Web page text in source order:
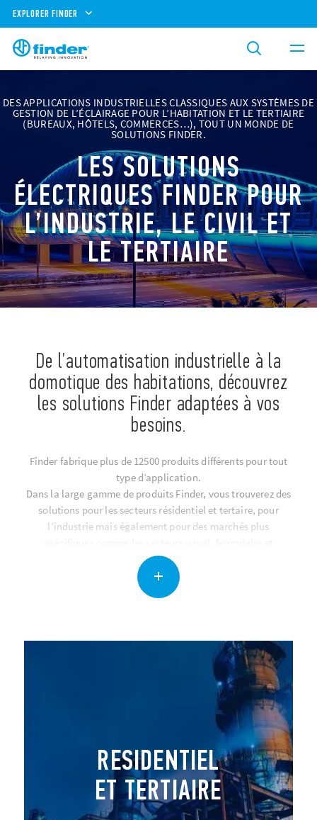
EXPLORER FINDER
DES APPLICATIONS INDUSTRIELLES CLASSIQUES AUX SYSTÈMES DE
GESTION DE L’ÉCLAIRAGE POUR L’HABITATION ET LE TERTIAIRE
(BUREAUX, HÔTELS, COMMERCES…), TOUT UN MONDE DE
SOLUTIONS FINDER.
LES SOLUTIONS
ÉLECTRIQUES FINDER POUR
L’INDUSTRIE, LE CIVIL ET
LE TERTIAIRE
De l’automatisation industrielle à la
domotique des habitations, découvrez
les solutions Finder adaptées à vos
besoins.
Finder fabrique plus de 12500 produits différents pour tout
type d’application.
Dans la large gamme de produits Finder, vous trouverez des
solutions pour les secteurs résidentiel et tertaire, pour
l’industrie mais également pour des marchés plus
énergétique.
Découvrez les produits dont vous avez besoin.
RESIDENTIEL
ET TERTIAIRE